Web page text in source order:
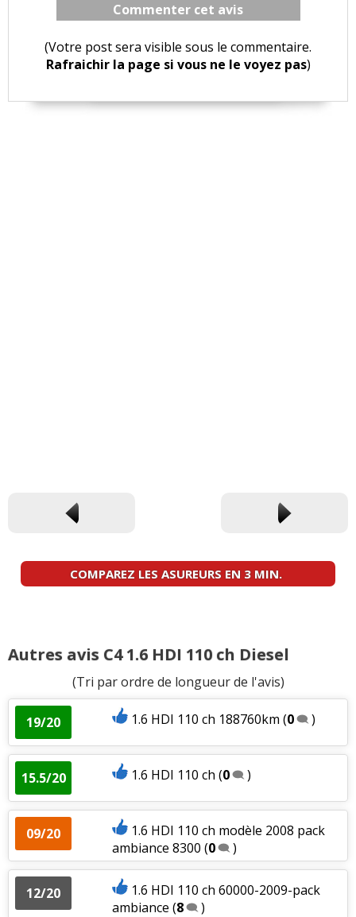
Commenter cet avis
(Votre post sera visible sous le commentaire.
Rafraichir la page si vous ne le voyez pas)
COMPAREZ LES ASUREURS EN 3 MIN.
Autres avis C4 1.6 HDI 110 ch Diesel
(Tri par ordre de longueur de l'avis)
19/20 1.6 HDI 110 ch 188760km (0 )
15.5/20 1.6 HDI 110 ch (0 )
09/20
1.6 HDI 110 ch modèle 2008 pack
ambiance 8300 (0 )
12/20
1.6 HDI 110 ch 60000-2009-pack
ambiance (8 )